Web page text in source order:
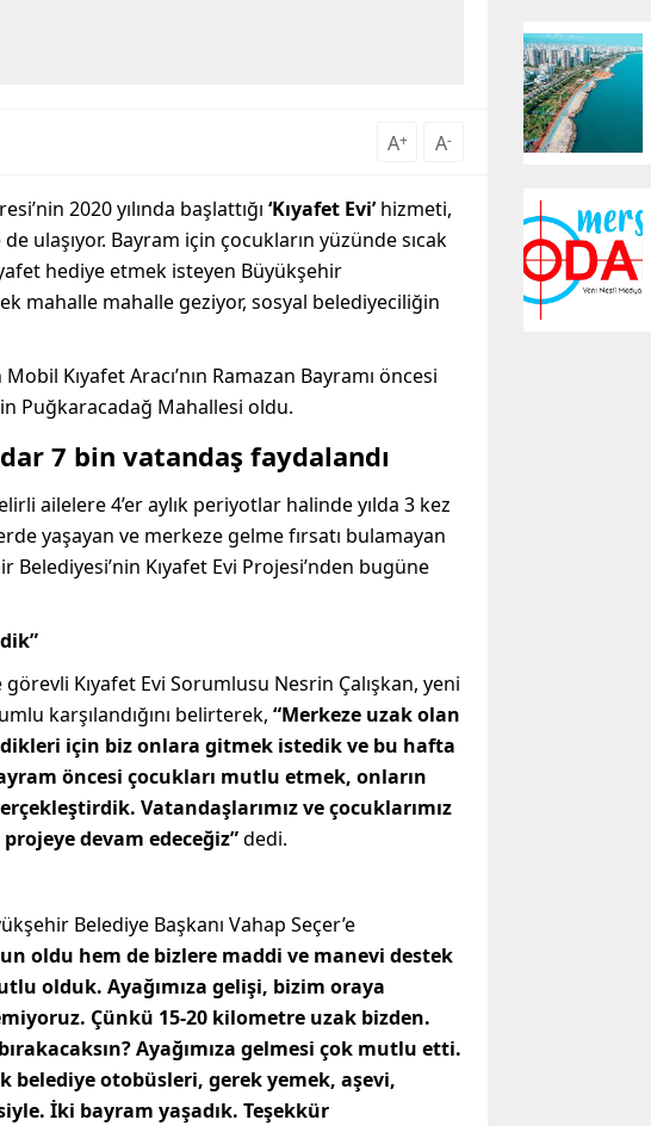
A+ A-
2020 yılında başlattığı ‘Kıyafet Evi’hizmeti,
ulaşıyor. Bayram için çocukların yüzünde sıcak
hediye etmek isteyen Büyükşehir
mahalle mahalle geziyor, sosyal belediyeciliğin
Kıyafet Aracı’nın Ramazan Bayramı öncesi
Puğkaracadağ Mahallesi oldu.
7 bin vatandaş faydalandı
ailelere 4’er aylık periyotlar halinde yılda 3 kez
yaşayan ve merkeze gelme fırsatı bulamayan
Belediyesi’nin Kıyafet Evi Projesi’nden bugüne
Kıyafet Evi Sorumlusu Nesrin Çalışkan, yeni
karşılandığını belirterek, “Merkeze uzak olan
için biz onlara gitmek istedik ve bu hafta
öncesi çocukları mutlu etmek, onların
Vatandaşlarımız ve çocuklarımız
devam edeceğiz”dedi.
Belediye Başkanı Vahap Seçer’e
oldu hem de bizlere maddi ve manevi destek
olduk. Ayağımıza gelişi, bizim oraya
Çünkü 15-20 kilometre uzak bizden.
Ayağımıza gelmesi çok mutlu etti.
belediye otobüsleri, gerek yemek, aşevi,
İki bayram yaşadık. Teşekkür